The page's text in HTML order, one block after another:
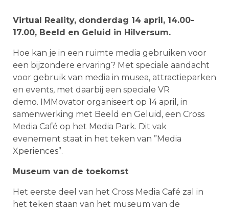
Virtual Reality, donderdag 14 april, 14.00-
17.00, Beeld en Geluid in Hilversum.
Hoe kan je in een ruimte media gebruiken voor
een bijzondere ervaring? Met speciale aandacht
voor gebruik van media in musea, attractieparken
en events, met daarbij een speciale VR
demo. IMMovator organiseert op 14 april, in
samenwerking met Beeld en Geluid, een Cross
Media Café op het Media Park. Dit vak
evenement staat in het teken van ”Media
Xperiences”.
Museum van de toekomst
Het eerste deel van het Cross Media Café zal in
het teken staan van het museum van de